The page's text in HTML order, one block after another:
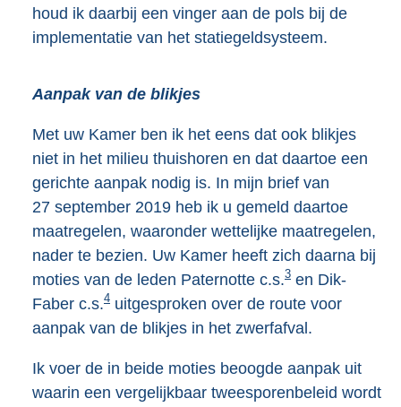
houd ik daarbij een vinger aan de pols bij de
implementatie van het statiegeldsysteem.
Aanpak van de blikjes
Met uw Kamer ben ik het eens dat ook blikjes
niet in het milieu thuishoren en dat daartoe een
gerichte aanpak nodig is. In mijn brief van
27 september 2019 heb ik u gemeld daartoe
maatregelen, waaronder wettelijke maatregelen,
nader te bezien. Uw Kamer heeft zich daarna bij
moties van de leden Paternotte c.s.3 en Dik-
Faber c.s.4 uitgesproken over de route voor
aanpak van de blikjes in het zwerfafval.
Ik voer de in beide moties beoogde aanpak uit
waarin een vergelijkbaar tweesporenbeleid wordt